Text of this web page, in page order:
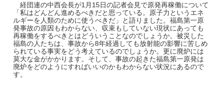
経団連の中西会長が1月15日の記者会見で原発再稼働について
「私はどんどん進めるべきだと思っている。原子力というエネ
ルギーを人類のために使うべきだ」と語りました。福島第一原
発事故の原因もわからない、収束もしていない現状にあっても
再稼働をするべきとはどういうことなのでしょうか。被災した
福島の人たちは、事故から8年経過しても放射能の影響に苦しめ
られている事実をどう考えているのでしょうか。更に廃炉には
莫大な金がかかります。そして、事故の起きた福島第一原発は
廃炉をどのようにすればいいのかもわからない状況にあるので
す。